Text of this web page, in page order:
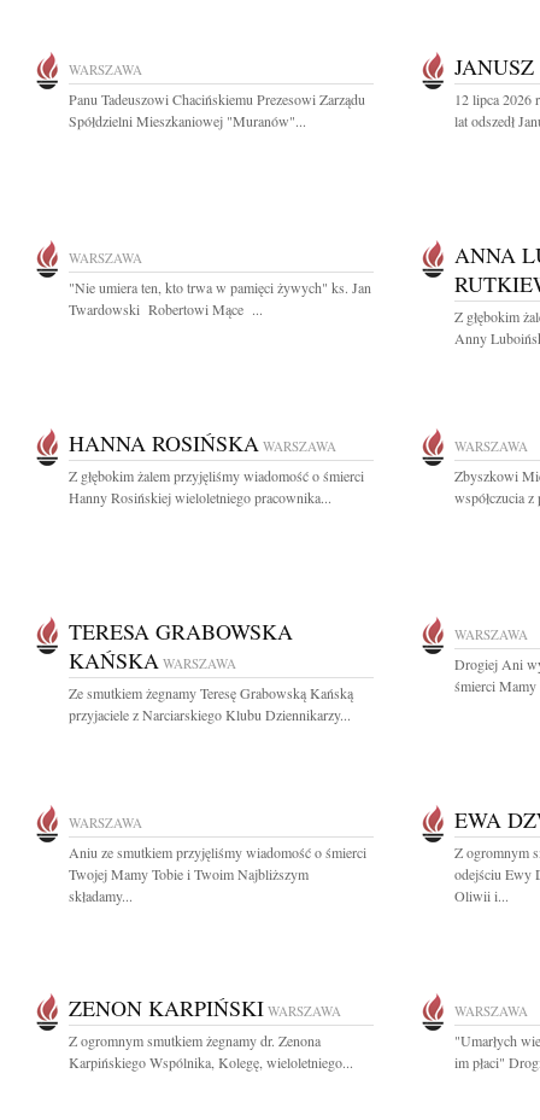
WARSZAWA
Panu Tadeuszowi Chacińskiemu Prezesowi Zarządu
Spółdzielni Mieszkaniowej "Muranów"...
12 lipca 2026
lat odszedł
WARSZAWA
"Nie umiera ten, kto trwa w pamięci żywych" ks. Jan
Twardowski Robertowi Mące ...
ANNA
Z głębokim
Anny
HANNA ROSIŃSKA WARSZAWA
Z głębokim żalem przyjęliśmy wiadomość o śmierci
Hanny Rosińskiej wieloletniego pracownika...
WARSZAWA
Zbyszkowi
współczucia
TERESA GRABOWSKA
KAŃSKA WARSZAWA
Ze smutkiem żegnamy Teresę Grabowską Kańską
przyjaciele z Narciarskiego Klubu Dziennikarzy...
WARSZAWA
Drogiej Ani
śmierci Mamy
WARSZAWA
Aniu ze smutkiem przyjęliśmy wiadomość o śmierci
Twojej Mamy Tobie i Twoim Najbliższym
składamy...
EWA
Z ogromnym
odejściu Ewy
Oliwii i...
ZENON KARPIŃSKI WARSZAWA
Z ogromnym smutkiem żegnamy dr. Zenona
Karpińskiego Wspólnika, Kolegę, wieloletniego...
WARSZAWA
"Umarłych
im płaci"